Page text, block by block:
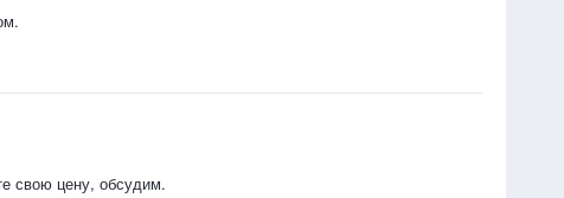
свою цену, обсудим.